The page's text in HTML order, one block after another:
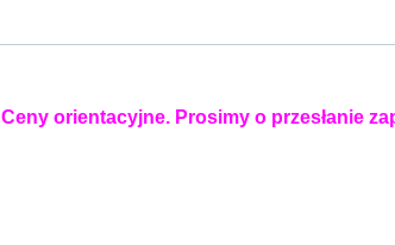
Ceny orientacyjne. Prosimy o przesłanie